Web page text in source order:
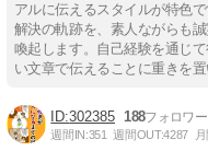
アルに伝えるスタイルが特色
解決の軌跡を、素人ながらも
喚起します。自己経験を通じ
い文章で伝えることに重きを置
302385 188
週間IN:351 週間OUT:4287